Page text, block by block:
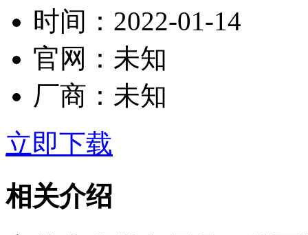
时间： 2022-01-14
官网： 未知
厂商： 未知
立即下载
相关介绍